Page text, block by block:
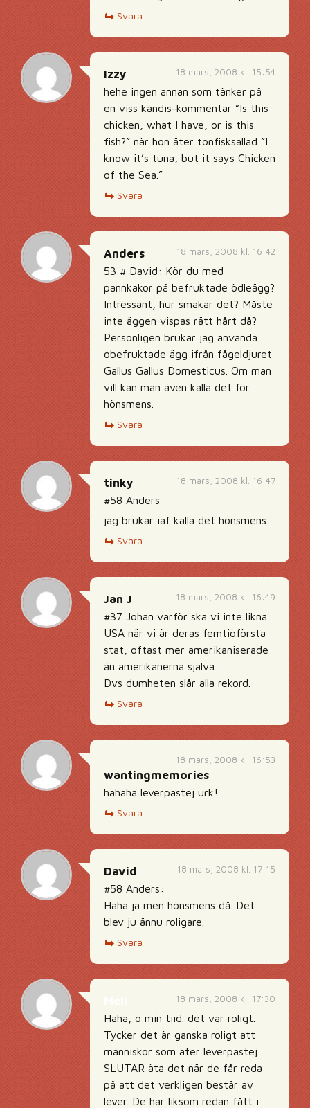
Svara
18 mars, 2008 kl. 15:54
Izzy
hehe ingen annan som tänker på
en viss kändis-kommentar ”Is this
chicken, what I have, or is this
fish?” när hon äter tonfisksallad ”I
know it’s tuna, but it says Chicken
of the Sea.”
Svara
18 mars, 2008 kl. 16:42
Anders
53 # David: Kör du med
pannkakor på befruktade ödleägg?
Intressant, hur smakar det? Måste
inte äggen vispas rätt hårt då?
Personligen brukar jag använda
obefruktade ägg ifrån fågeldjuret
Gallus Gallus Domesticus. Om man
vill kan man även kalla det för
hönsmens.
Svara
18 mars, 2008 kl. 16:47
tinky
#58 Anders
jag brukar iaf kalla det hönsmens.
Svara
18 mars, 2008 kl. 16:49
Jan J
#37 Johan varför ska vi inte likna
USA när vi är deras femtioförsta
stat, oftast mer amerikaniserade
än amerikanerna själva.
Dvs dumheten slår alla rekord.
Svara
18 mars, 2008 kl. 16:53
wantingmemories
hahaha leverpastej urk!
Svara
18 mars, 2008 kl. 17:15
David
#58 Anders:
Haha ja men hönsmens då. Det
blev ju ännu roligare.
Svara
18 mars, 2008 kl. 17:30
Haha, o min tiid. det var roligt.
Tycker det är ganska roligt att
människor som äter leverpastej
SLUTAR äta det när de får reda
på att det verkligen består av
lever. De har liksom redan fått i